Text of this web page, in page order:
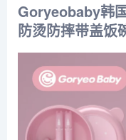
Goryeobaby韩
防烫防摔带盖饭